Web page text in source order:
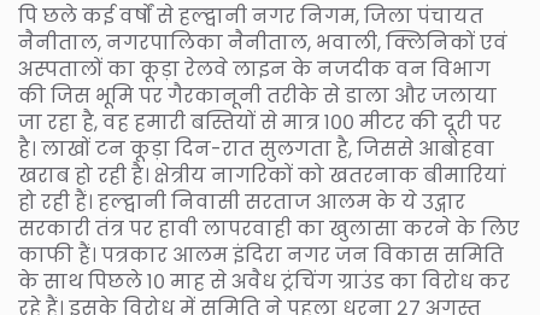
पि छले कई वर्षों से हल्द्वानी नगर निगम, जिला पंचायत
नैनीताल, नगरपालिका नैनीताल, भवाली, क्लिनिकों एवं
अस्पतालों का कूड़ा रेलवे लाइन के नजदीक वन विभाग
की जिस भूमि पर गैरकानूनी तरीके से डाला और जलाया
जा रहा है, वह हमारी बस्तियों से मात्र १०० मीटर की दूरी पर
है। लाखों टन कूड़ा दिन-रात सुलगता है, जिससे आबोहवा
खराब हो रही है। क्षेत्रीय नागरिकों को खतरनाक बीमारियां
हो रही हैं। हल्द्वानी निवासी सरताज आलम के ये उद्गार
सरकारी तंत्र पर हावी लापरवाही का खुलासा करने के लिए
काफी हैं। पत्रकार आलम इंदिरा नगर जन विकास समिति
के साथ पिछले १० माह से अवैध ट्रंचिंग ग्राउंड का विरोध कर
रहे हैं। इसके विरोध में समिति ने पहला धरना २७ अगस्त